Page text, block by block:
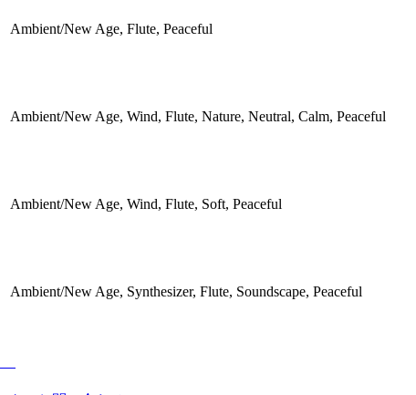
Ambient/New Age, Flute, Peaceful
Ambient/New Age, Wind, Flute, Nature, Neutral, Calm, Peaceful
Ambient/New Age, Wind, Flute, Soft, Peaceful
Ambient/New Age, Synthesizer, Flute, Soundscape, Peaceful